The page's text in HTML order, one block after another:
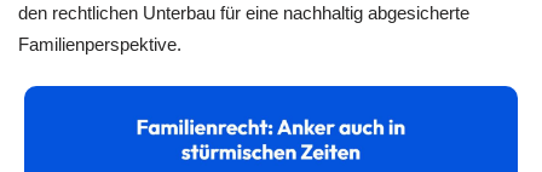
den rechtlichen Unterbau für eine nachhaltig abgesicherte
Familienperspektive.